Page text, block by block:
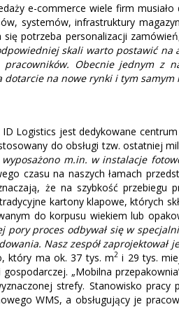
e-commerce wiele firm
systemów, infrastruktury
potrzeba personalizacji
skali warto postawić
Obecnie jednym z
na nowe rynki i tym
Logistics jest dedykowane
do obsługi tzw. ostatniej
m.in. w instalacje
czasu na naszych łamach
że na szybkość
kartony klapowe, których
do korpusu wiekiem lub
proces odbywał się w
Nasz zespół zaprojektował
który ma ok. 37 tys. m2i 29 tys.
„Mobilna
strefy. Stanowisko
WMS, a obsługujący je